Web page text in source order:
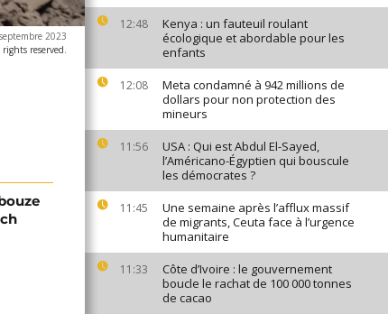
12:48
Kenya : un fauteuil roulant
écologique et abordable pour les
enfants
12:08
Meta condamné à 942 millions de
dollars pour non protection des
mineurs
11:56
USA : Qui est Abdul El-Sayed,
l’Américano-Égyptien qui bouscule
les démocrates ?
11:45
Une semaine après l’afflux massif
de migrants, Ceuta face à l’urgence
humanitaire
11:33
Côte d’Ivoire : le gouvernement
boucle le rachat de 100 000 tonnes
de cacao
2023
reserved.